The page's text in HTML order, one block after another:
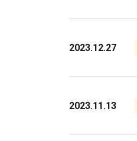
2023.12.27
2023.11.13